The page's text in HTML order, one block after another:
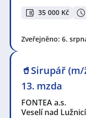
35 000 Kč
Zveřejněno: 6.
🥤Sirupář (m/
13. mzda
FONTEA a.s.
Veselí nad Lužnicí